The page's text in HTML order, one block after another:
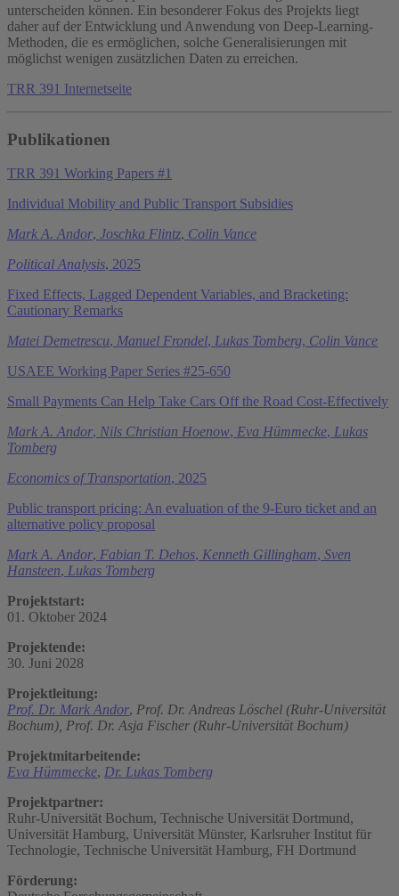
unterscheiden können. Ein besonderer Fokus des Projekts liegt
daher auf der Entwicklung und Anwendung von Deep-Learning-
Methoden, die es ermöglichen, solche Generalisierungen mit
möglichst wenigen zusätzlichen Daten zu erreichen.
TRR 391 Internetseite
Publikationen
TRR 391 Working Papers #1
Individual Mobility and Public Transport Subsidies
Mark A. Andor, Joschka Flintz, Colin Vance
Political Analysis, 2025
Fixed Effects, Lagged Dependent Variables, and Bracketing:
Cautionary Remarks
Matei Demetrescu, Manuel Frondel, Lukas Tomberg, Colin Vance
USAEE Working Paper Series #25-650
Small Payments Can Help Take Cars Off the Road Cost-Effectively
Mark A. Andor, Nils Christian Hoenow, Eva Hümmecke, Lukas
Tomberg
Economics of Transportation, 2025
Public transport pricing: An evaluation of the 9-Euro ticket and an
alternative policy proposal
Mark A. Andor, Fabian T. Dehos, Kenneth Gillingham, Sven
Hansteen, Lukas Tomberg
Projektstart:
01. Oktober 2024
Projektende:
30. Juni 2028
Projektleitung:
Prof. Dr. Mark Andor, Prof. Dr. Andreas Löschel (Ruhr-Universität
Bochum), Prof. Dr. Asja Fischer (Ruhr-Universität Bochum)
Projektmitarbeitende:
Eva Hümmecke, Dr. Lukas Tomberg
Projektpartner:
Ruhr-Universität Bochum, Technische Universität Dortmund,
Universität Hamburg, Universität Münster, Karlsruher Institut für
Technologie, Technische Universität Hamburg, FH Dortmund
Förderung: